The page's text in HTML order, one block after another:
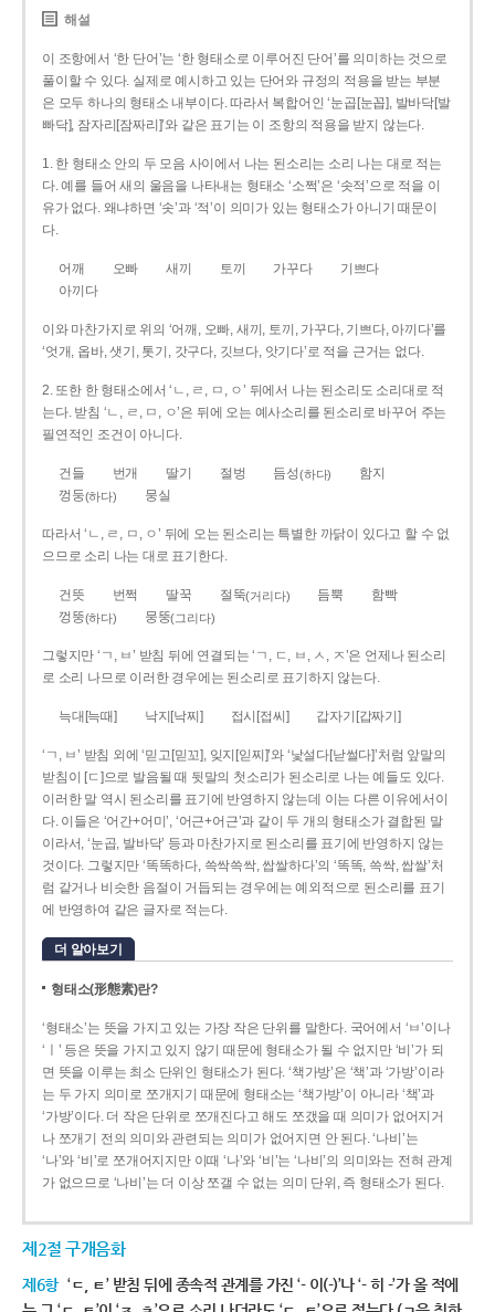
해설
이 조항에서 ‘한 단어’는 ‘한 형태소로 이루어진 단어’를 의미하는 것으로
풀이할 수 있다. 실제로 예시하고 있는 단어와 규정의 적용을 받는 부분
은 모두 하나의 형태소 내부이다. 따라서 복합어인 ‘눈곱[눈꼽], 발바닥[발
빠닥], 잠자리[잠짜리]’와 같은 표기는 이 조항의 적용을 받지 않는다.
1. 한 형태소 안의 두 모음 사이에서 나는 된소리는 소리 나는 대로 적는
다. 예를 들어 새의 울음을 나타내는 형태소 ‘소쩍’은 ‘솟적’으로 적을 이
유가 없다. 왜냐하면 ‘솟’과 ‘적’이 의미가 있는 형태소가 아니기 때문이
다.
어깨 오빠 새끼 토끼 가꾸다
기쁘다
아끼다
이와 마찬가지로 위의 ‘어깨, 오빠, 새끼, 토끼, 가꾸다, 기쁘다, 아끼다’를
‘엇개, 옵바, 샛기, 톳기, 갓구다, 깃브다, 앗기다’로 적을 근거는 없다.
2. 또한 한 형태소에서 ‘ㄴ, ㄹ, ㅁ, ㅇ’ 뒤에서 나는 된소리도 소리대로 적
는다. 받침 ‘ㄴ, ㄹ, ㅁ, ㅇ’은 뒤에 오는 예사소리를 된소리로 바꾸어 주는
필연적인 조건이 아니다.
건들 번개 딸기 절벙 듬성(하다)
함지
껑둥(하다) 뭉실
따라서 ‘ㄴ, ㄹ, ㅁ, ㅇ’ 뒤에 오는 된소리는 특별한 까닭이 있다고 할 수 없
으므로 소리 나는 대로 표기한다.
건뜻 번쩍 딸꾹 절뚝(거리다) 듬뿍
함빡
껑뚱(하다) 뭉뚱(그리다)
그렇지만 ‘ㄱ, ㅂ’ 받침 뒤에 연결되는 ‘ㄱ, ㄷ, ㅂ, ㅅ, ㅈ’은 언제나 된소리
로 소리 나므로 이러한 경우에는 된소리로 표기하지 않는다.
늑대[늑때] 낙지[낙찌] 접시[접씨] 갑자기[갑짜기]
‘ㄱ, ㅂ’ 받침 외에 ‘믿고[믿꼬], 잊지[읻찌]’와 ‘낯설다[낟썰다]’처럼 앞말의
받침이 [ㄷ]으로 발음될 때 뒷말의 첫소리가 된소리로 나는 예들도 있다.
이러한 말 역시 된소리를 표기에 반영하지 않는데 이는 다른 이유에서이
다. 이들은 ‘어간+어미’, ‘어근+어근’과 같이 두 개의 형태소가 결합된 말
이라서, ‘눈곱, 발바닥’ 등과 마찬가지로 된소리를 표기에 반영하지 않는
것이다. 그렇지만 ‘똑똑하다, 쓱싹쓱싹, 쌉쌀하다’의 ‘똑똑, 쓱싹, 쌉쌀’처
럼 같거나 비슷한 음절이 거듭되는 경우에는 예외적으로 된소리를 표기
에 반영하여 같은 글자로 적는다.
더 알아보기
형태소(形態素)란?
‘형태소’는 뜻을 가지고 있는 가장 작은 단위를 말한다. 국어에서 ‘ㅂ’이나
‘ㅣ’ 등은 뜻을 가지고 있지 않기 때문에 형태소가 될 수 없지만 ‘비’가 되
면 뜻을 이루는 최소 단위인 형태소가 된다. ‘책가방’은 ‘책’과 ‘가방’이라
는 두 가지 의미로 쪼개지기 때문에 형태소는 ‘책가방’이 아니라 ‘책’과
‘가방’이다. 더 작은 단위로 쪼개진다고 해도 쪼갰을 때 의미가 없어지거
나 쪼개기 전의 의미와 관련되는 의미가 없어지면 안 된다. ‘나비’는
‘나’와 ‘비’로 쪼개어지지만 이때 ‘나’와 ‘비’는 ‘나비’의 의미와는 전혀 관계
가 없으므로 ‘나비’는 더 이상 쪼갤 수 없는 의미 단위, 즉 형태소가 된다.
제2절 구개음화
제6항 ‘ㄷ, ㅌ’ 받침 뒤에 종속적 관계를 가진 ‘- 이(-)’나 ‘- 히 -’가 올 적에